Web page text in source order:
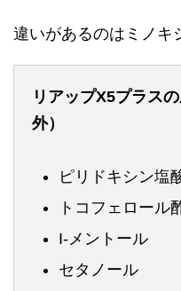
違いがあるのはミノキ
リアップX5プラス
外）
ピリドキシン塩
トコフェロール
I-メントール
セタノール